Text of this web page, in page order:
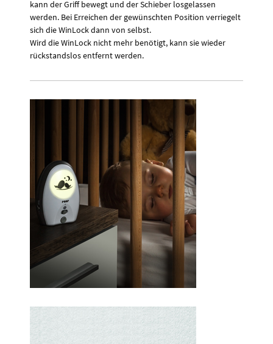
kann der Griff bewegt und der Schieber losgelassen
werden. Bei Erreichen der gewünschten Position verriegelt
sich die WinLock dann von selbst.
Wird die WinLock nicht mehr benötigt, kann sie wieder
rückstandslos entfernt werden.